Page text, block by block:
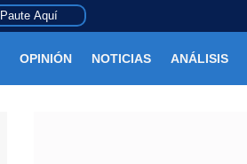
Paute Aquí
OPINIÓN NOTICIAS ANÁLISIS